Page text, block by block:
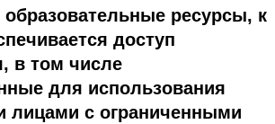
ресурсы, к
доступ
в том числе
для использования
лицами с ограниченными